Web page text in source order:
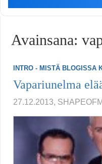
Avainsana:
INTRO - MISTÄ BLOGISSA
Vapariunelma
27.12.2013,